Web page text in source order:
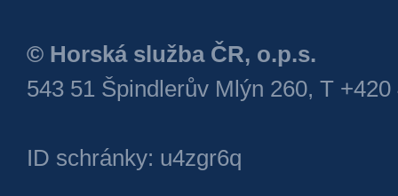
© Horská služba ČR, o.p.s.
543 51 Špindlerův Mlýn 260, T +420
ID schránky: u4zgr6q